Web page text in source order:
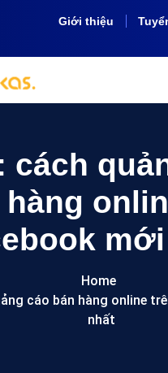
Giới thiệu
cách
hàng
Home
cáo bán hàng online
nhất